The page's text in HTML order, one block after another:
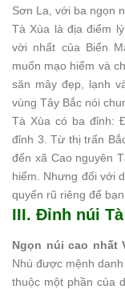
Sơn La, với ba ngọn
Tà Xùa là địa điểm
vời nhất của Biển
muốn mạo hiểm và
săn mây đẹp, lạnh
vùng Tây Bắc nói
Tà Xùa có ba đỉnh:
đỉnh 3. Từ thị trấn
đến xã Cao nguyên
hiểm. Nhưng đối với
quyến rũ riêng để
III. Đỉnh núi
Ngọn núi cao nhất
Nhù được mệnh
thuộc một phần của